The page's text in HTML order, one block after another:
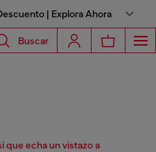
| Explora Ahora
Buscar
que echa un vistazo a